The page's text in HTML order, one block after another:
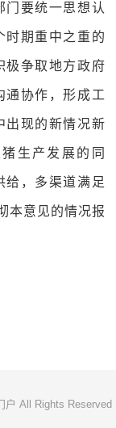
门要统一思想认
时期重中之重的
极争取地方政府
通协作，形成工
出现的新情况新
生产发展的同
给，多渠道满足
本意见的情况报
户 All Rights Reserved